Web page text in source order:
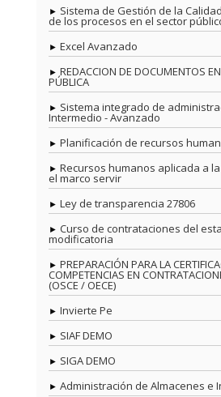
Sistema de Gestión de la
de los procesos en el sector
Excel Avanzado
REDACCION DE DOCUMENTOS
PÚBLICA
Sistema integrado de
Intermedio - Avanzado
Planificación de recursos
Recursos humanos aplicada a
el marco servir
Ley de transparencia 27806
Curso de contrataciones del
modificatoria
PREPARACIÓN PARA LA
COMPETENCIAS EN
(OSCE / OECE)
Invierte Pe
SIAF DEMO
SIGA DEMO
Administración de Almacenes e